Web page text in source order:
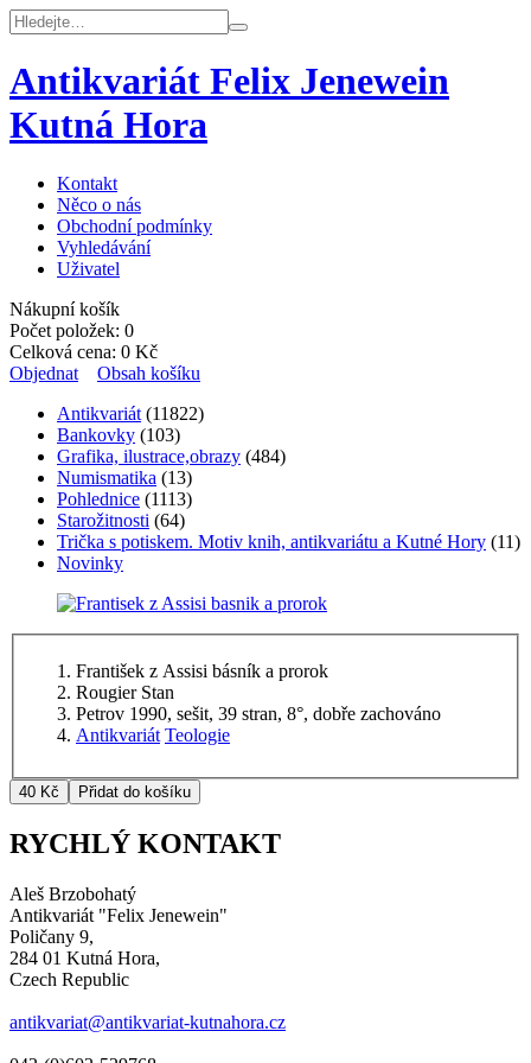
Antikvariát Felix Jenewein
Kutná Hora
Kontakt
Něco o nás
Obchodní podmínky
Vyhledávání
Uživatel
Nákupní košík
Počet položek: 0
Celková cena: 0 Kč
Objednat
Obsah košíku
Antikvariát (11822)
Bankovky (103)
Grafika, ilustrace,obrazy (484)
Numismatika (13)
Pohlednice (1113)
Starožitnosti (64)
Trička s potiskem. Motiv knih, antikvariátu a Kutné Hory (11)
Novinky
František z Assisi básník a prorok
Rougier Stan
Petrov 1990, sešit, 39 stran, 8°, dobře zachováno
Antikvariát Teologie
RYCHLÝ KONTAKT
Aleš Brzobohatý
Antikvariát "Felix Jenewein"
Poličany 9,
284 01 Kutná Hora,
Czech Republic
antikvariat@antikvariat-kutnahora.cz